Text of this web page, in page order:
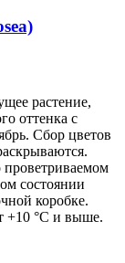
растение,
оттенка с
Сбор цветов
состоянии
коробке.
+10 °С и выше.